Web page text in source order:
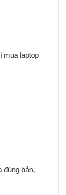
mua laptop
đúng bản,